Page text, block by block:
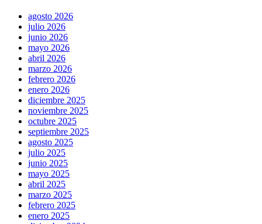
agosto 2026
julio 2026
junio 2026
mayo 2026
abril 2026
marzo 2026
febrero 2026
enero 2026
diciembre 2025
noviembre 2025
octubre 2025
septiembre 2025
agosto 2025
julio 2025
junio 2025
mayo 2025
abril 2025
marzo 2025
febrero 2025
enero 2025